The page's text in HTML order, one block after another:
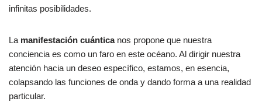
infinitas posibilidades.
La manifestación cuánticanos propone que nuestra
conciencia es como un faro en este océano. Al dirigir nuestra
atención hacia un deseo específico, estamos, en esencia,
colapsando las funciones de onda y dando forma a una realidad
particular.